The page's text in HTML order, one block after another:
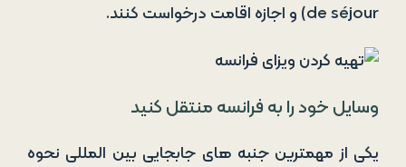
de séjour) و اجازه اقامت درخواست کنند.
وسایل خود را به فرانسه منتقل کنید
یکی از مهمترین جنبه های جابجایی بین المللی نحوه